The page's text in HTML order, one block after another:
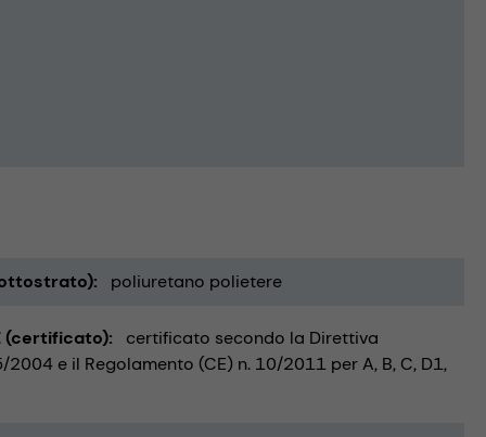
poliuretano polietere
(certificato)
certificato secondo la Direttiva
e il Regolamento (CE) n. 10/2011 per A, B, C, D1,